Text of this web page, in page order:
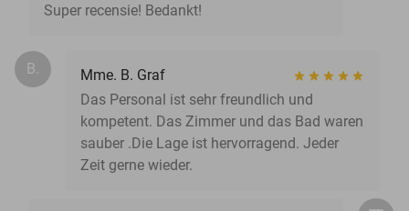
Super recensie! Bedankt!
B.
Mme. B. Graf
Das Personal ist sehr freundlich und
kompetent. Das Zimmer und das Bad waren
sauber .Die Lage ist hervorragend. Jeder
Zeit gerne wieder.